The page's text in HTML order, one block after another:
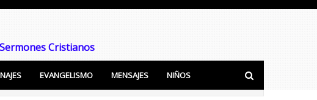
Cristianos
Bíblicos para predicar y Enseñar
EVANGELISMO MENSAJES NIÑOS